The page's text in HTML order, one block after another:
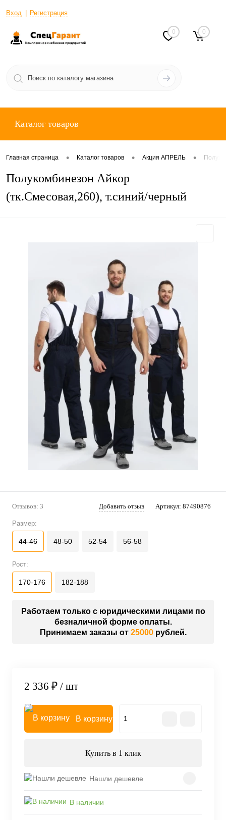
Вход Регистрация
0 0
Каталог товаров
Главная страница • Каталог товаров • Акция АПРЕЛЬ •
Полукомбинезон Айкор
(тк.Смесовая,260), т.синий/черный
Отзывов: 3 Добавить отзыв Артикул: 87490876
Размер:
44-46 48-50 52-54 56-58
Рост:
170-176 182-188
Работаем только с юридическими лицами по
безналичной форме оплаты.
Принимаем заказы от 25000рублей.
2 336 ₽ / шт
В корзину
Купить в 1 клик
Нашли дешевле
В наличии